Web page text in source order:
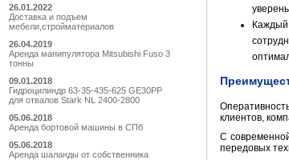
26.01.2022
Доставка и подъем
мебели,стройматериалов
26.04.2019
Аренда манипулятора Mitsubishi Fuso 3
тонны
09.01.2018
Гидроцилиндр 63-35-435-625 GE30PP
для отвалов Stark NL 2400-2800
05.06.2018
Аренда бортовой машины в СПб
05.06.2018
Аренда шаланды от собственника
клиентов,
С
передовых